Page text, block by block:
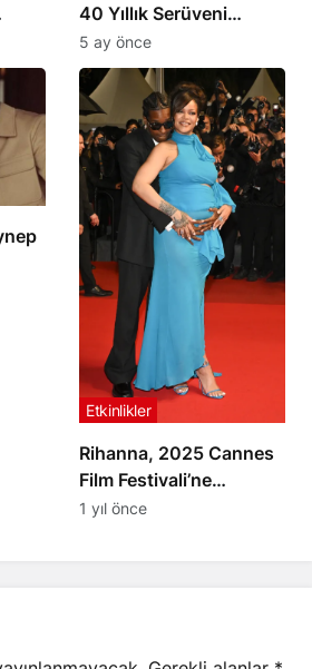
40 Yıllık Serüveni
Belgesel Oluyor
5 ay önce
Rihanna, 2025 Cannes
Film Festivali’ne
Alışılagelmiş Şıklığıyla
Etkinlikler
1 yıl önce